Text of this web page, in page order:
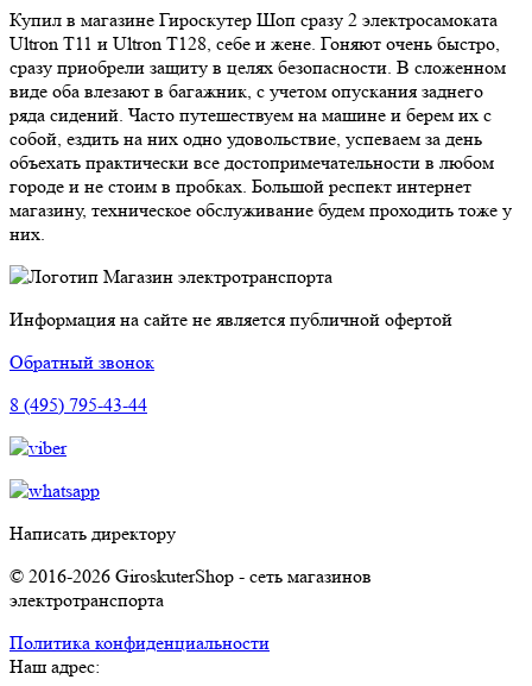
Купил в магазине Гироскутер Шоп сразу 2 электросамоката
Ultron T11 и Ultron T128, себе и жене. Гоняют очень быстро,
сразу приобрели защиту в целях безопасности. В сложенном
виде оба влезают в багажник, с учетом опускания заднего
ряда сидений. Часто путешествуем на машине и берем их с
собой, ездить на них одно удовольствие, успеваем за день
объехать практически все достопримечательности в любом
городе и не стоим в пробках. Большой респект интернет
магазину, техническое обслуживание будем проходить тоже у
них.
Магазин электротранспорта
Информация на сайте не является публичной офертой
Обратный звонок
8 (495) 795-43-44
Написать директору
© 2016-2026 GiroskuterShop - сеть магазинов
электротранспорта
Политика конфиденциальности
Наш адрес: